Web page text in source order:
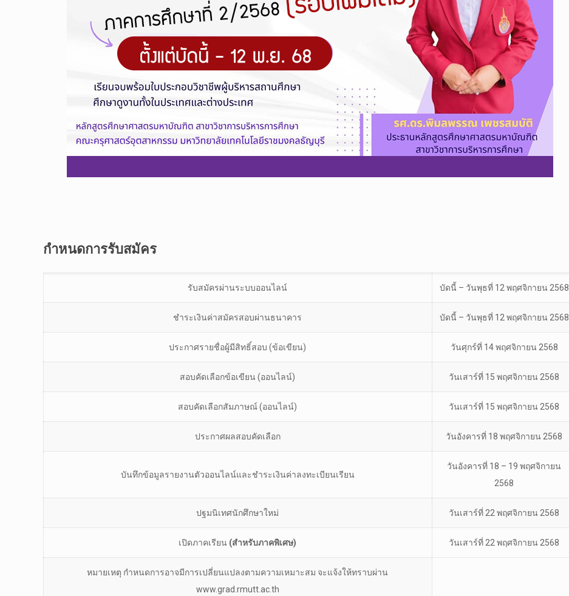
กำหนดการรับสมัคร
รับสมัครผ่านระบบออนไลน์ บัดนี้ – วันพุธที่ 12 พฤศจิกายน 2568
ชำระเงินค่าสมัครสอบผ่านธนาคาร บัดนี้ – วันพุธที่ 12 พฤศจิกายน 2568
ประกาศรายชื่อผู้มีสิทธิ์สอบ (ข้อเขียน) วันศุกร์ที่ 14 พฤศจิกายน 2568
สอบคัดเลือกข้อเขียน (ออนไลน์) วันเสาร์ที่ 15 พฤศจิกายน 2568
สอบคัดเลือกสัมภาษณ์ (ออนไลน์) วันเสาร์ที่ 15 พฤศจิกายน 2568
ประกาศผลสอบคัดเลือก วันอังคารที่ 18 พฤศจิกายน 2568
บันทึกข้อมูลรายงานตัวออนไลน์และชำระเงินค่าลงทะเบียนเรียน
วันอังคารที่ 18 – 19 พฤศจิกายน
2568
ปฐมนิเทศนักศึกษาใหม่ วันเสาร์ที่ 22 พฤศจิกายน 2568
เปิดภาคเรียน (สำหรับภาคพิเศษ) วันเสาร์ที่ 22 พฤศจิกายน 2568
หมายเหตุ กำหนดการอาจมีการเปลี่ยนแปลงตามความเหมาะสม จะแจ้งให้ทราบผ่าน
www.grad.rmutt.ac.th